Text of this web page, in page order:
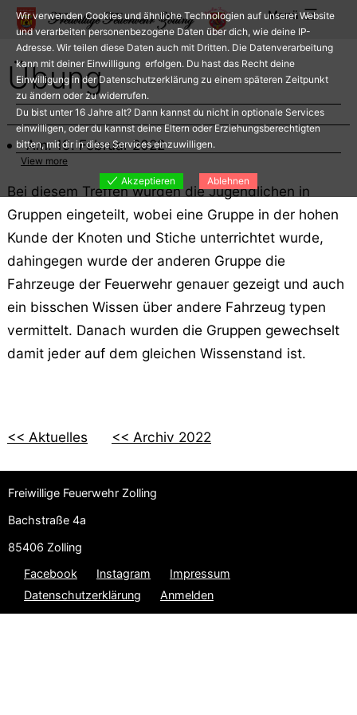
Zum
Inhalt
springen
Menü
Übung
Am: 19. Februar 2022
Bei diesem Treffen wurden die Jugendlichen in
Gruppen eingeteilt, wobei eine Gruppe in der hohen
Kunde der Knoten und Stiche unterrichtet wurde,
dahingegen wurde der anderen Gruppe die
Fahrzeuge der Feuerwehr genauer gezeigt und auch
ein bisschen Wissen über andere Fahrzeug typen
vermittelt. Danach wurden die Gruppen gewechselt
damit jeder auf dem gleichen Wissenstand ist.
<< Aktuelles << Archiv 2022
Freiwillige Feuerwehr Zolling
Bachstraße 4a
85406 Zolling
Facebook
Instagram
Impressum
Datenschutzerklärung
Anmelden
Wir verwenden Cookies und ähnliche Technologien auf unserer Website
und verarbeiten personenbezogene Daten über dich, wie deine IP-
Adresse. Wir teilen diese Daten auch mit Dritten. Die Datenverarbeitung
kann mit deiner Einwilligung erfolgen. Du hast das Recht deine
Einwilligung in der Datenschutzerklärung zu einem späteren Zeitpunkt
zu ändern oder zu widerrufen.
Du bist unter 16 Jahre alt? Dann kannst du nicht in optionale Services
einwilligen, oder du kannst deine Eltern oder Erziehungsberechtigten
bitten, mit dir in diese Services einzuwilligen.
View more
Akzeptieren
Ablehnen